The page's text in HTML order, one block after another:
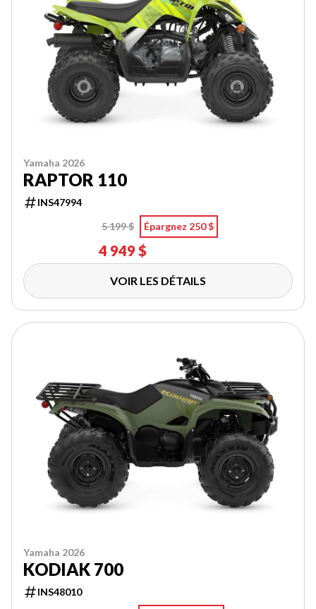
Yamaha 2026
RAPTOR 110
INS47994
5 199 $
Épargnez 250 $
4 949 $
VOIR LES DÉTAILS
Yamaha 2026
KODIAK 700
INS48010